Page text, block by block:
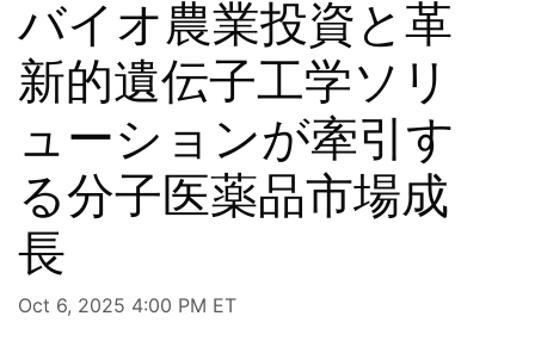
バイオ農業投資と革
新的遺伝子工学ソリ
ューションが牽引す
る分子医薬品市場成
長
Oct 6, 2025 4:00 PM ET